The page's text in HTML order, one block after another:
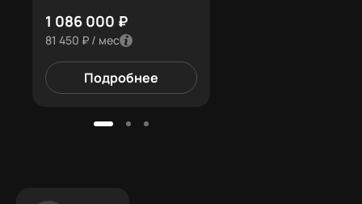
1 086 000 ₽
81 450 ₽ / мес
Подробнее